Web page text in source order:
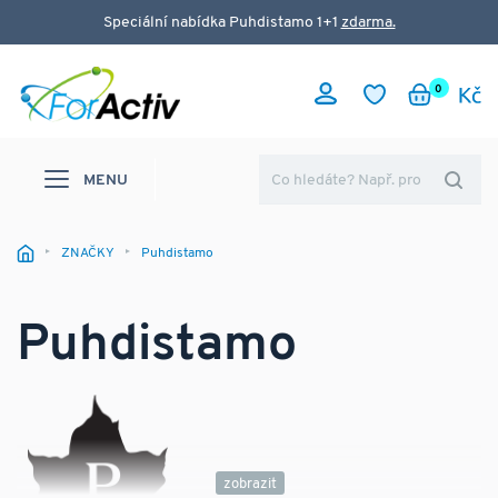
Speciální nabídka Puhdistamo 1+1 zdarma.
0
MENU
ZNAČKY Puhdistamo
Puhdistamo